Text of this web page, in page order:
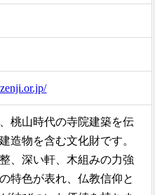
桃山時代の寺院建築を伝
造物を含む文化財です。
、深い軒、木組みの力強
特色が表れ、仏教信仰と